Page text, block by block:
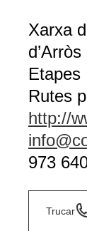
Xarxa
Etapes
Rutes
http://
973
Trucar